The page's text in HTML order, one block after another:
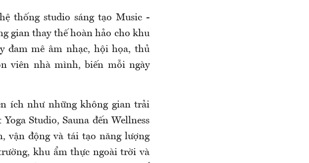
thống studio sáng tạo Music -
gian thay thế hoàn hảo cho khu
đam mê âm nhạc, hội họa, thủ
viên nhà mình, biến mỗi ngày
ích như những không gian trải
Studio, Sauna đến Wellness
vận động và tái tạo năng lượng
khu ẩm thực ngoài trời và